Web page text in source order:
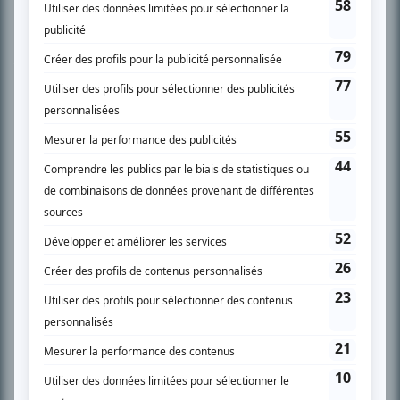
À PROPOS
Chroniqueur télé du journal Le Soleil depuis 2001, Richard Therrien carbure à
télévision» a d’abord oeuvré au magazine TV Hebdo de 1996 à 2001. Sa
spécialité: la télé québécoise. On peut l’entendre régulièrement commenter
l’actualité télévisuelle au 98,5.
En savoir plus »
SUR LE RÉSEAU BIZZ MÉDIA
PLAN DU SITE
Accueil
Liste des oeuvres
Liste des comédiens